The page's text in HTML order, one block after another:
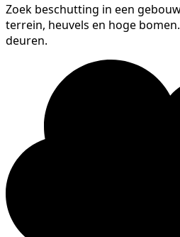
Zoek beschutting in een
terrein, heuvels en hoge
deuren.